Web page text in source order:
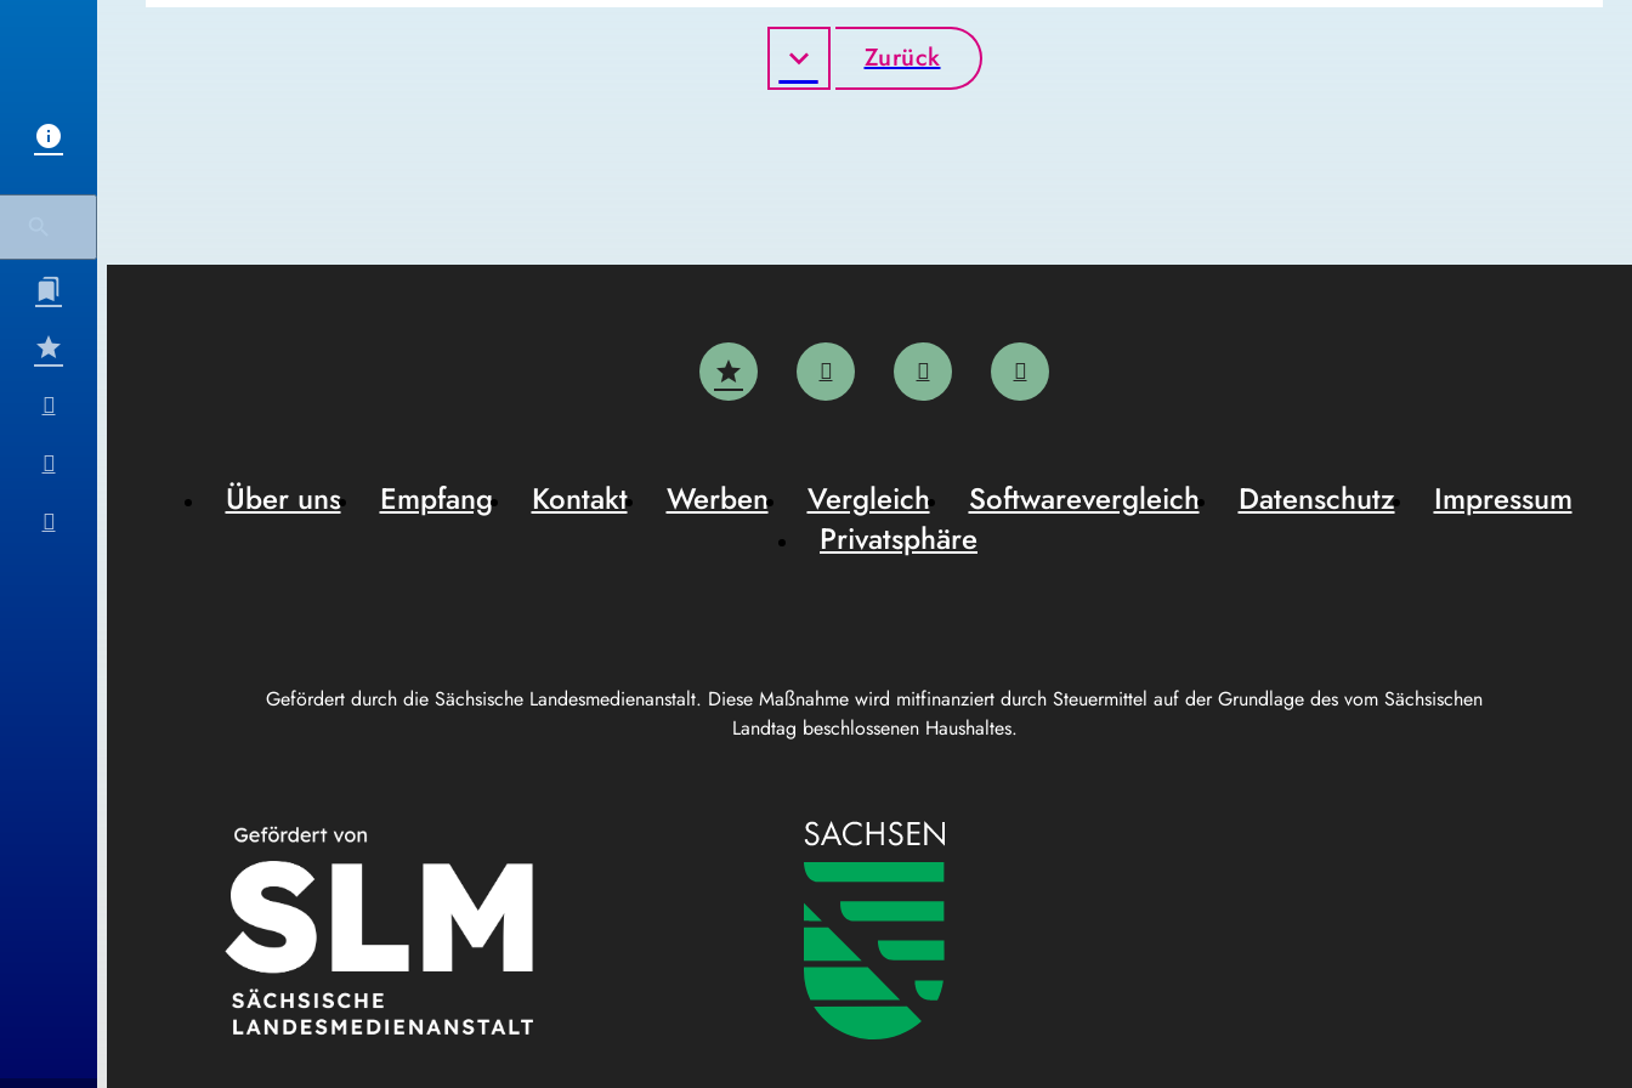
Zurück
Gefördert durch die Sächsische Landesmedienanstalt. Diese Maßnahme wird mitfinanziert durch Steuermittel auf der Grundlage des vom Sächsischen
Landtag beschlossenen Haushaltes.
Über uns Empfang Kontakt Werben Vergleich Softwarevergleich Datenschutz
Impressum
Privatsphäre